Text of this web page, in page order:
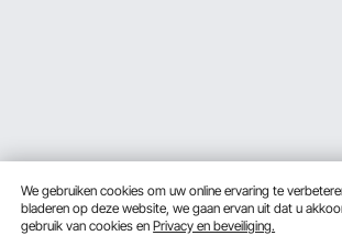
We gebruiken cookies om uw online ervaring te
bladeren op deze website, we gaan ervan uit dat u
gebruik van cookies enPrivacy en beveiliging.